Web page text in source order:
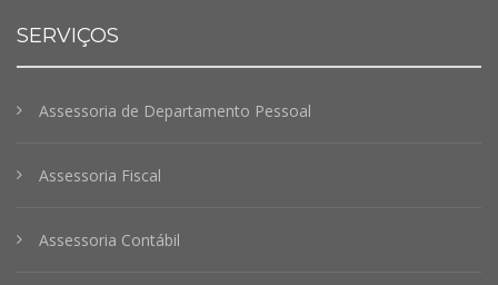
SERVIÇOS
Assessoria de Departamento Pessoal
Assessoria Fiscal
Assessoria Contábil